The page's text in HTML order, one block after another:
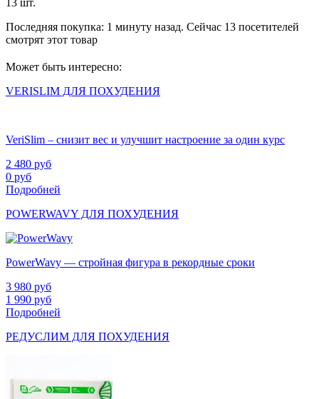
13 шт.
Последняя покупка: 1 минуту назад. Сейчас 13 посетителей
смотрят этот товар
Может быть интересно:
VERISLIM ДЛЯ ПОХУДЕНИЯ
VeriSlim – снизит вес и улучшит настроение за один курс
2 480 руб
0 руб
Подробней
POWERWAVY ДЛЯ ПОХУДЕНИЯ
PowerWavy — стройная фигура в рекордные сроки
3 980 руб
1 990 руб
Подробней
РЕДУСЛИМ ДЛЯ ПОХУДЕНИЯ